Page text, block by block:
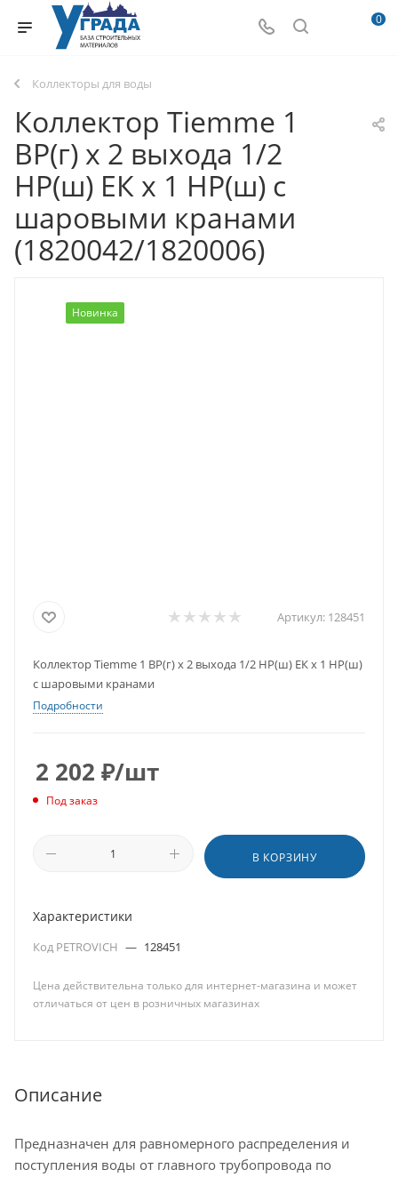
0
Коллекторы для воды
Коллектор Tiemme 1
ВР(г) х 2 выхода 1/2
НР(ш) ЕК х 1 НР(ш) с
шаровыми кранами
(1820042/1820006)
Новинка
Артикул: 128451
Коллектор Tiemme 1 ВР(г) х 2 выхода 1/2 НР(ш) ЕК х 1 НР(ш)
с шаровыми кранами
Подробности
2 202 ₽/шт
Под заказ
В КОРЗИНУ
Характеристики
Код PETROVICH — 128451
Цена действительна только для интернет-магазина и может
отличаться от цен в розничных магазинах
Описание
Предназначен для равномерного распределения и
поступления воды от главного трубопровода по